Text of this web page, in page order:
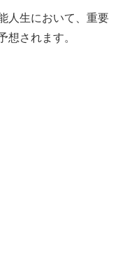
人生において、重要
想されます。